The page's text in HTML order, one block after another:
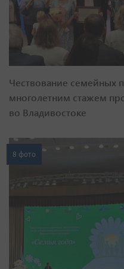
Чествование семейных
многолетним стажем
во Владивостоке
8 фото